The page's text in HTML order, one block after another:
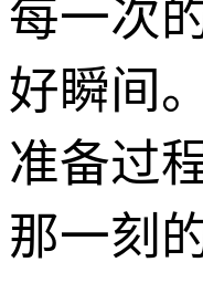
每一次
好瞬间
准备过
那一刻